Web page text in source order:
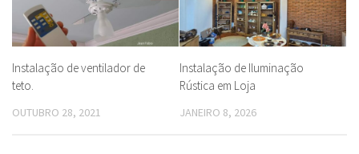
Instalação de ventilador de
teto.
OUTUBRO 28, 2021
Instalação de Iluminação
Rústica em Loja
JANEIRO 8, 2026